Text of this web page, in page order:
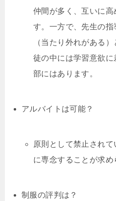
仲間が多く、互いに高
す。一方で、先生の
（当たり外れがある
徒の中には学習意欲
部にはあります。
アルバイトは可能？
原則として禁止され
に専念することが求め
制服の評判は？